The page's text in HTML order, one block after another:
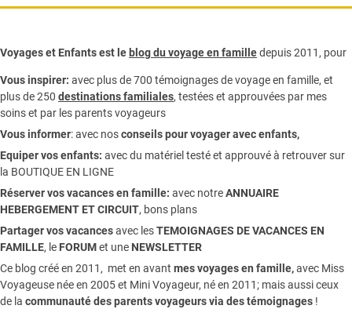
Voyages et Enfants est le blog du voyage en familledepuis 2011, pour
Vous inspirer: avec plus de 700 témoignages devoyage en famille, et
plus de 250 destinations familiales, testées et approuvées par mes
soins et par les parents voyageurs
Vous informer:avec nosconseils pour voyager avec enfants,
Equiper vos enfants: avec du matériel testé et approuvé à retrouver sur
la BOUTIQUE EN LIGNE
Réserver vos vacances en famille: avec notreANNUAIRE
HEBERGEMENT ET CIRCUIT, bons plans
Partager vos vacancesavec lesTEMOIGNAGES DE VACANCES EN
FAMILLE, le FORUMet une NEWSLETTER
Ce blog créé en 2011, met en avant mes voyages en famille,avec Miss
Voyageuse née en 2005 et Mini Voyageur, né en 2011; mais aussi ceux
de la communauté des parents voyageurs via des témoignages !